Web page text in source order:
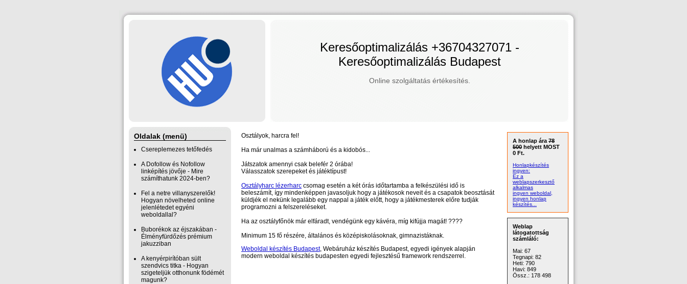
Keresőoptimalizálás +36704327071 -
Keresőoptimalizálás Budapest
Online szolgáltatás értékesítés.
Oldalak (menü)
Csereplemezes tetőfedés
A Dofollow és Nofollow
linképítés jövője - Mire
számíthatunk 2024-ben?
Fel a netre villanyszerelők!
Hogyan növelheted online
jelenlétedet egyéni
weboldallal?
Buborékok az éjszakában -
Élményfürdőzés prémium
jakuzziban
A kenyérpirítóban sült
szendvics titka - Hogyan
szigeteljük otthonunk födémét
magunk?
Osztályok, harcra fel!
Ha már unalmas a számháború és a kidobós...
Játszatok amennyi csak belefér 2 órába!
Válasszatok szerepeket és játéktípust!
Osztályharc lézerharc csomag esetén a két órás időtartamba a felkészülési idő is
beleszámít, így mindenképpen javasoljuk hogy a játékosok neveit és a csapatok beosztását
küldjék el nekünk legalább egy nappal a játék előtt, hogy a játékmesterek előre tudják
programozni a felszereléseket.
Ha az osztályfőnök már elfáradt, vendégünk egy kávéra, míg kifújja magát! ????
Minimum 15 fő részére, általános és középiskolásoknak, gimnazistáknak.
Weboldal készítés Budapest, Webáruház készítés Budapest, egyedi igények alapján
modern weboldal készítés budapesten egyedi fejlesztésű framework rendszerrel.
A honlap ára 78
500 helyett MOST
0 Ft.
Honlapkészítés
ingyen:
Ez a
weblapszerkesztő
alkalmas
ingyen weboldal,
ingyen honlap
készítés...
Weblap
látogatottság
számláló:
Mai: 67
Tegnapi: 82
Heti: 790
Havi: 849
Össz.: 178 498